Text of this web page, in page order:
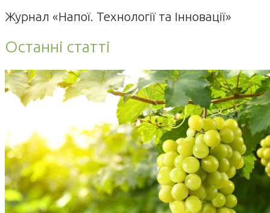
Журнал «Напої. Технології та Інновації»
Останні статті